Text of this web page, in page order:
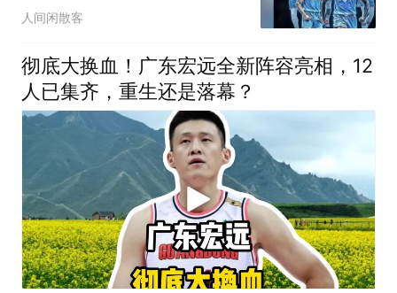
人间闲散客
彻底大换血！广东宏远全新阵容亮相，12
人已集齐，重生还是落幕？